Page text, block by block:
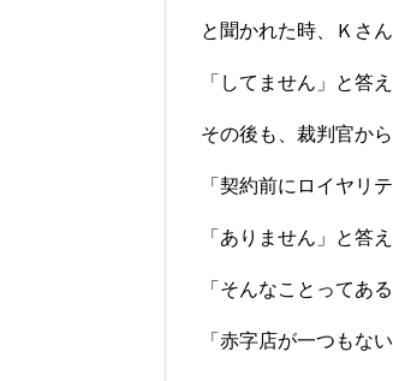
と聞かれた時、Ｋさん
「してません」と答
その後も、裁判官から
「契約前にロイヤリ
「ありません」と答
「そんなことってあ
「赤字店が一つもな